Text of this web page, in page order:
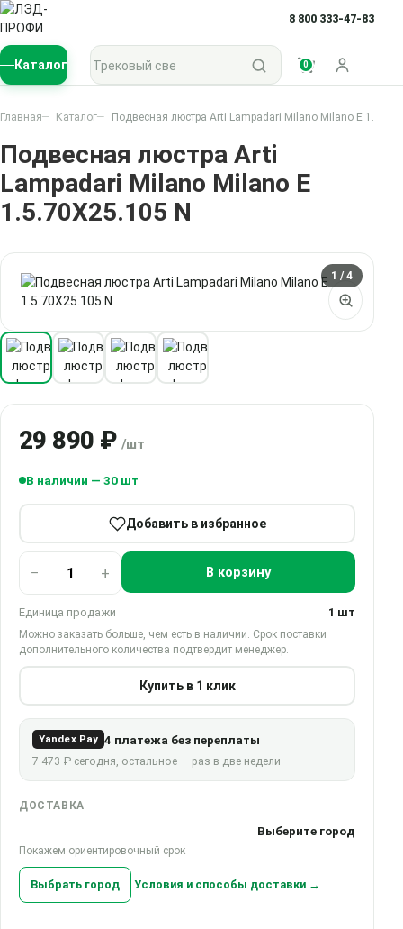
8 800 333-47-83
Каталог
Поиск по каталогу
0
Войти
Главная Каталог Подвесная люстра Arti Lampadari Milano Milano E
Подвесная люстра Arti
Lampadari Milano Milano E
1.5.70X25.105 N
1 / 4
29 890 ₽ /шт
В наличии — 30 шт
Добавить в избранное
− + В корзину
Единица продажи 1 шт
Можно заказать больше, чем есть в наличии. Срок поставки
дополнительного количества подтвердит менеджер.
Купить в 1 клик
Yandex Pay 4 платежа без переплаты
7 473 ₽ сегодня, остальное — раз в две недели
ДОСТАВКА
Выберите город
Покажем ориентировочный срок
Выбрать город Условия и способы доставки →